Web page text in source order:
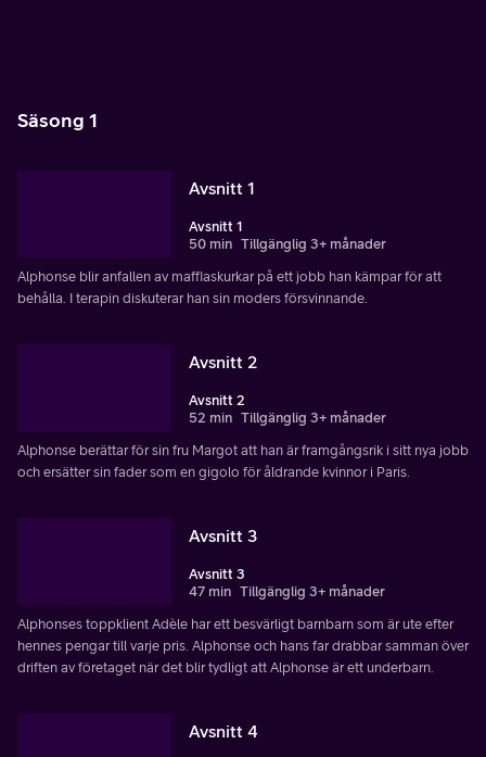
Säsong 1
Avsnitt 1
Avsnitt 1
50 min Tillgänglig 3+ månader
Alphonse blir anfallen av maffiaskurkar på ett jobb han kämpar för att
behålla. I terapin diskuterar han sin moders försvinnande.
Avsnitt 2
Avsnitt 2
52 min Tillgänglig 3+ månader
Alphonse berättar för sin fru Margot att han är framgångsrik i sitt nya jobb
och ersätter sin fader som en gigolo för åldrande kvinnor i Paris.
Avsnitt 3
Avsnitt 3
47 min Tillgänglig 3+ månader
Alphonses toppklient Adèle har ett besvärligt barnbarn som är ute efter
hennes pengar till varje pris. Alphonse och hans far drabbar samman över
driften av företaget när det blir tydligt att Alphonse är ett underbarn.
Avsnitt 4